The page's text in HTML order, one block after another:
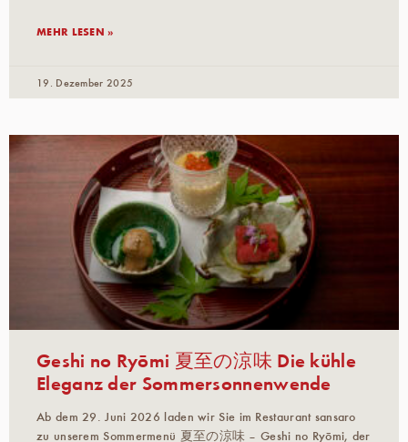
MEHR LESEN »
19. Dezember 2025
Geshi no Ryōmi 夏至の涼味 Die kühle
Eleganz der Sommersonnenwende
Ab dem 29. Juni 2026 laden wir Sie im Restaurant sansaro
zu unserem Sommermenü 夏至の涼味 – Geshi no Ryōmi, der